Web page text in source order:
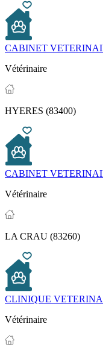
CABINET
Vétérinaire
HYERES (83400)
CABINET
Vétérinaire
LA CRAU (83260)
CLINIQUE
Vétérinaire